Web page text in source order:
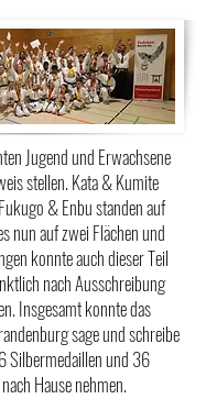
Jugend und Erwachsene
stellen. Kata & Kumite
& Enbu standen auf
nun auf zwei Flächen und
konnte auch dieser Teil
nach Ausschreibung
Insgesamt konnte das
sage und schreibe
Silbermedaillen und 36
Hause nehmen.